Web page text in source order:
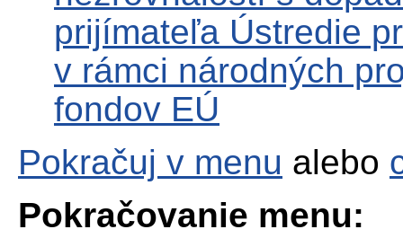
prijímateľa Ústredie
v rámci národných
fondov EÚ
Pokračuj v menu alebo
Pokračovanie menu: